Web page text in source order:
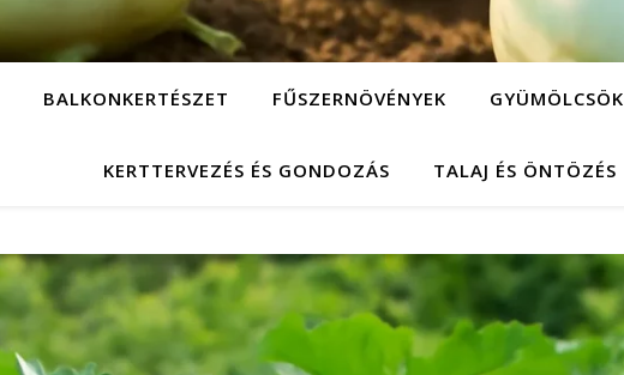
BALKONKERTÉSZET FŰSZERNÖVÉNYEK GYÜMÖLCSÖK
KERTTERVEZÉS ÉS GONDOZÁS TALAJ ÉS ÖNTÖZÉS